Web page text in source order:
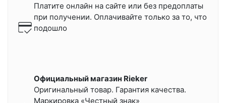
Платите онлайн на сайте или без предоплаты
при получении. Оплачивайте только за то, что
подошло
Официальный магазин Rieker
Оригинальный товар. Гарантия качества.
Маркировка «Честный знак»